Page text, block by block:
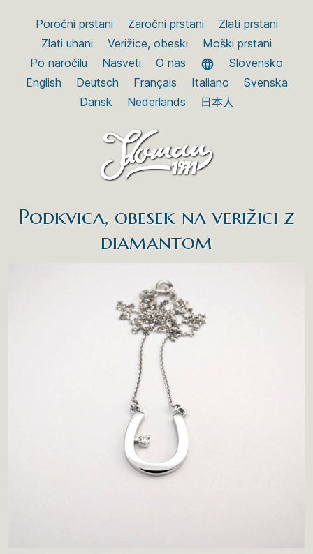
Poročni prstani Zaročni prstani
Zlati prstani
Zlati uhani
Verižice, obeski
Moški prstani
Po naročilu
Nasveti O nas
Slovensko
English
Deutsch Français Italiano
Svenska
Dansk
Nederlands 日本人
Podkvica, obesek na verižici z
diamantom